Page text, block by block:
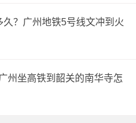
线
达天河客运站
？广州地铁5号线文冲到火
州坐高铁到韶关的南华寺怎